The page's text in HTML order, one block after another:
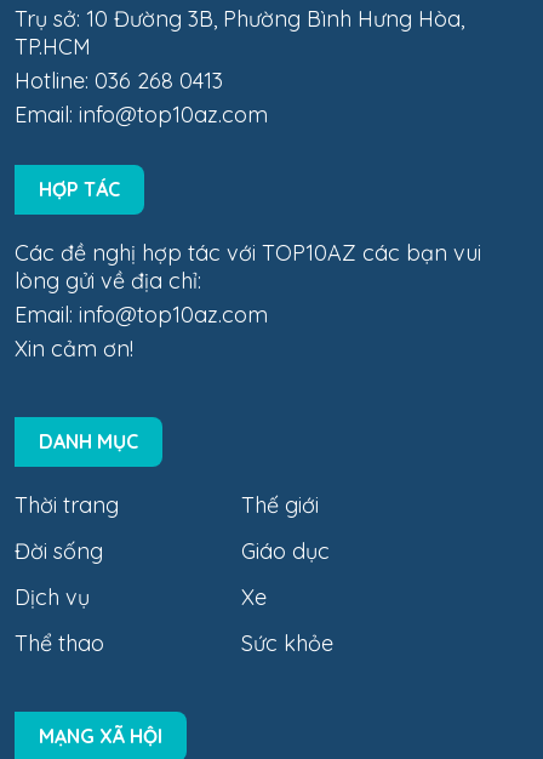
Trụ sở: 10 Đường 3B, Phường Bình Hưng Hòa,
TP.HCM
Hotline: 036 268 0413
Email: info@top10az.com
HỢP TÁC
Các đề nghị hợp tác với TOP10AZ các bạn vui
lòng gửi về địa chỉ:
Email: info@top10az.com
Xin cảm ơn!
DANH MỤC
Thời trang
Thế giới
Đời sống
Giáo dục
Dịch vụ
Xe
Thể thao
Sức khỏe
MẠNG XÃ HỘI